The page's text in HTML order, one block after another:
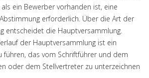
ein Bewerber vorhanden ist, eine
erforderlich. Über die Art der
entscheidet die Hauptversammlung.
der Hauptversammlung ist ein
führen, das vom Schriftführer und dem
oder dem Stellvertreter zu unterzeichnen